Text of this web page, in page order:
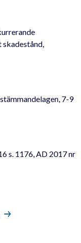
7-9
s. 1176, AD 2017 nr